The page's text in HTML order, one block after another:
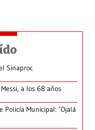
Sinaproc
a los 68 años
Municipal: ‘Ojalá